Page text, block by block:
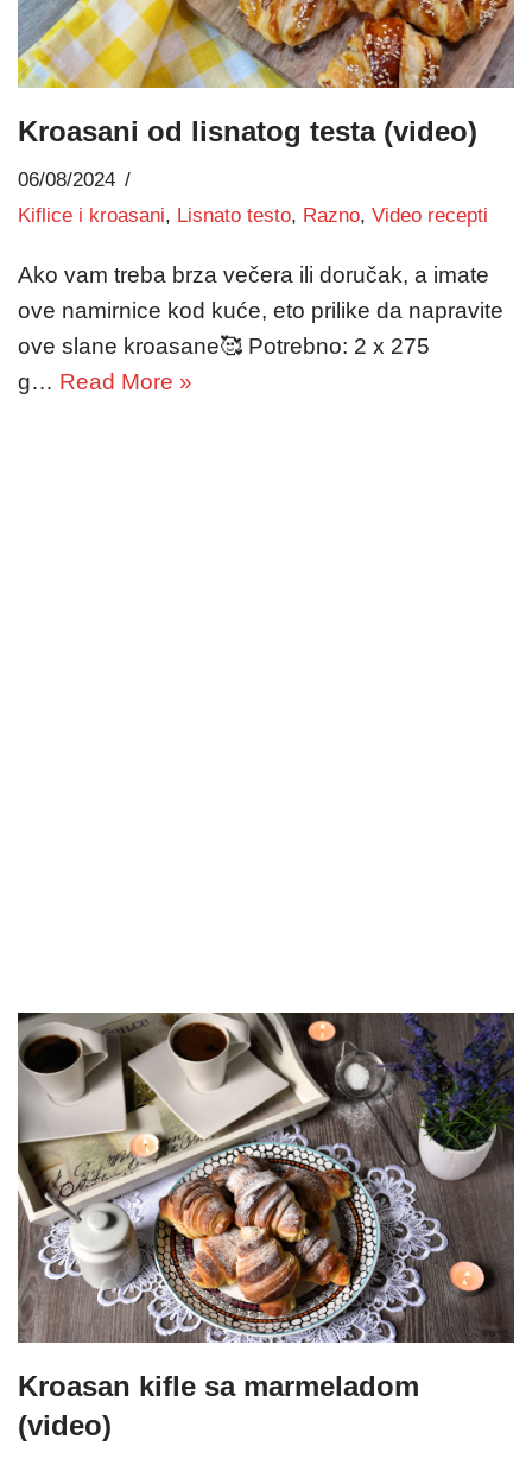
Kroasani od lisnatog testa (video)
06/08/2024
Kiflice i kroasani, Lisnato testo, Razno, Video recepti
Ako vam treba brza večera ili doručak, a imate
ove namirnice kod kuće, eto prilike da napravite
ove slane kroasane🥰 Potrebno: 2 x 275
g… Read More »
Kroasan kifle sa marmeladom
(video)